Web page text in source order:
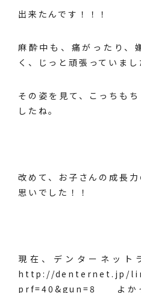
出来たんです！！！
麻酔中も、痛がったり、
く、じっと頑張っていまし
その姿を見て、こっちも
したね。
改めて、お子さんの成長
思いでした！！
現在、デンターネット
http://denternet.jp/
prf=40&gun=8
よかっ